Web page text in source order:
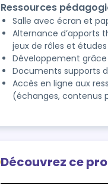
Ressources
Salle avec écran et
Alternance d’apports
jeux de rôles et
Développement grâce
Documents supports
Accès en ligne aux
(échanges, contenus
Découvrez ce